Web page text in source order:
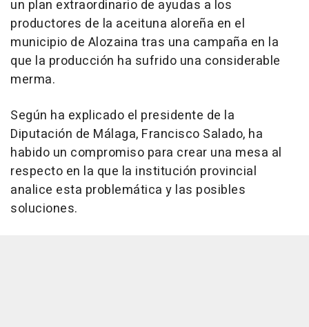
un plan extraordinario de ayudas a los
productores de la aceituna aloreña en el
municipio de Alozaina tras una campaña en la
que la producción ha sufrido una considerable
merma.
Según ha explicado el presidente de la
Diputación de Málaga, Francisco Salado, ha
habido un compromiso para crear una mesa al
respecto en la que la institución provincial
analice esta problemática y las posibles
soluciones.